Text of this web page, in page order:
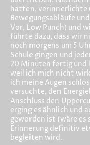
hatten, verinnerlichte
Bewegungsabläufe
Vor, Low Punch) und
führte dazu, dass wir
noch morgens um 5
Schule gingen und
20 Minuten fertig und
weil ich mich nicht
ich meine Augen
versuchte, den
Anschluss den
erging es ähnlich und
geworden ist (wäre es
Erinnerung definitiv
begleiten wird.